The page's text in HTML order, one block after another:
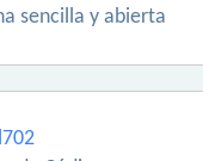
sencilla y abierta